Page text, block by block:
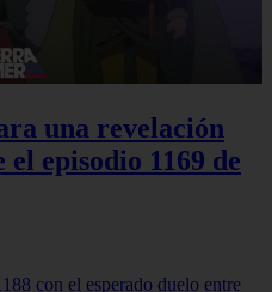
una revelación
episodio 1169 de